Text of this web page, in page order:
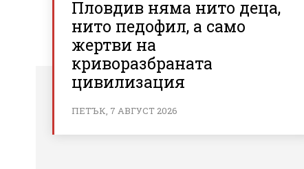
Пловдив няма нито деца,
нито педофил, а само
жертви на
криворазбраната
цивилизация
ПЕТЪК, 7 АВГУСТ 2026